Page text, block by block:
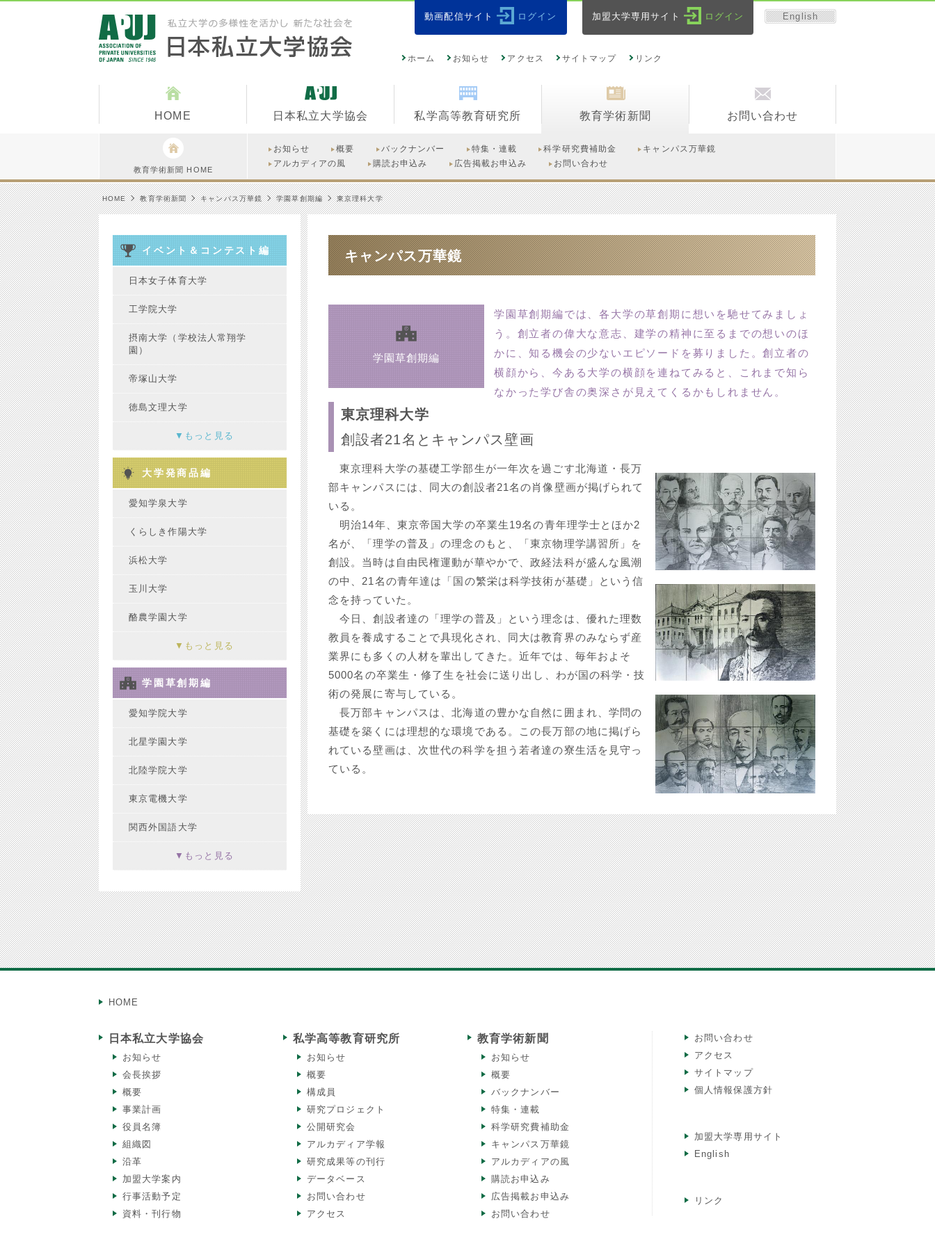
動画配信サイト ログイン 加盟大学専用サイト ログイン English
ホーム お知らせ アクセス サイトマップ リンク
HOME 日本私立大学協会 私学高等教育研究所 教育学術新聞 お問い合わせ
教育学術新聞 HOME
お知らせ 概要 バックナンバー 特集・連載 科学研究費補助金
キャンパス万華鏡
アルカディアの風
購読お申込み 広告掲載お申込み お問い合わせ
HOME 教育学術新聞 キャンパス万華鏡 学園草創期編 東京理科大学
イベント＆コンテスト編
日本女子体育大学
工学院大学
摂南大学（学校法人常翔学
園）
帝塚山大学
徳島文理大学
▼ もっと見る
大学発商品編
愛知学泉大学
くらしき作陽大学
浜松大学
玉川大学
酪農学園大学
▼ もっと見る
学園草創期編
愛知学院大学
北星学園大学
北陸学院大学
東京電機大学
関西外国語大学
▼ もっと見る
キャンパス万華鏡
学園草創期編
学園草創期編では、各大学の草創期に想いを馳せてみましょ
う。創立者の偉大な意志、建学の精神に至るまでの想いのほ
かに、知る機会の少ないエピソードを募りました。創立者の
横顔から、今ある大学の横顔を連ねてみると、これまで知ら
なかった学び舎の奥深さが見えてくるかもしれません。
東京理科大学
創設者21名とキャンパス壁画
東京理科大学の基礎工学部生が一年次を過ごす北海道・長万
部キャンパスには、同大の創設者21名の肖像壁画が掲げられて
いる。
明治14年、東京帝国大学の卒業生19名の青年理学士とほか2
名が、「理学の普及」の理念のもと、「東京物理学講習所」を
創設。当時は自由民権運動が華やかで、政経法科が盛んな風潮
の中、21名の青年達は「国の繁栄は科学技術が基礎」という信
念を持っていた。
今日、創設者達の「理学の普及」という理念は、優れた理数
教員を養成することで具現化され、同大は教育界のみならず産
業界にも多くの人材を輩出してきた。近年では、毎年およそ
5000名の卒業生・修了生を社会に送り出し、わが国の科学・技
術の発展に寄与している。
長万部キャンパスは、北海道の豊かな自然に囲まれ、学問の
基礎を築くには理想的な環境である。この長万部の地に掲げら
れている壁画は、次世代の科学を担う若者達の寮生活を見守っ
ている。
HOME
日本私立大学協会
お知らせ
会長挨拶
概要
事業計画
役員名簿
組織図
沿革
加盟大学案内
行事活動予定
資料・刊行物
私学高等教育研究所
お知らせ
概要
構成員
研究プロジェクト
公開研究会
アルカディア学報
研究成果等の刊行
データベース
お問い合わせ
アクセス
教育学術新聞
お知らせ
概要
バックナンバー
特集・連載
科学研究費補助金
キャンパス万華鏡
アルカディアの風
購読お申込み
広告掲載お申込み
お問い合わせ
お問い合わせ
アクセス
サイトマップ
個人情報保護方針
加盟大学専用サイト
English
リンク